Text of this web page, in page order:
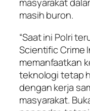
masyarakat
masih buron.
“Saat ini Polri
Scientific Crime
memanfaatkan
teknologi tetap
dengan kerja
masyarakat.